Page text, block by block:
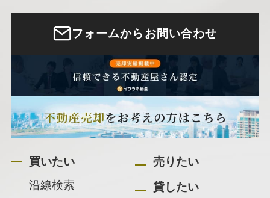
フォームからお問い合わせ
買いたい
沿線検索
売りたい
貸したい